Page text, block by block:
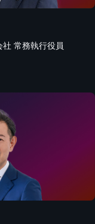
常務執行役員